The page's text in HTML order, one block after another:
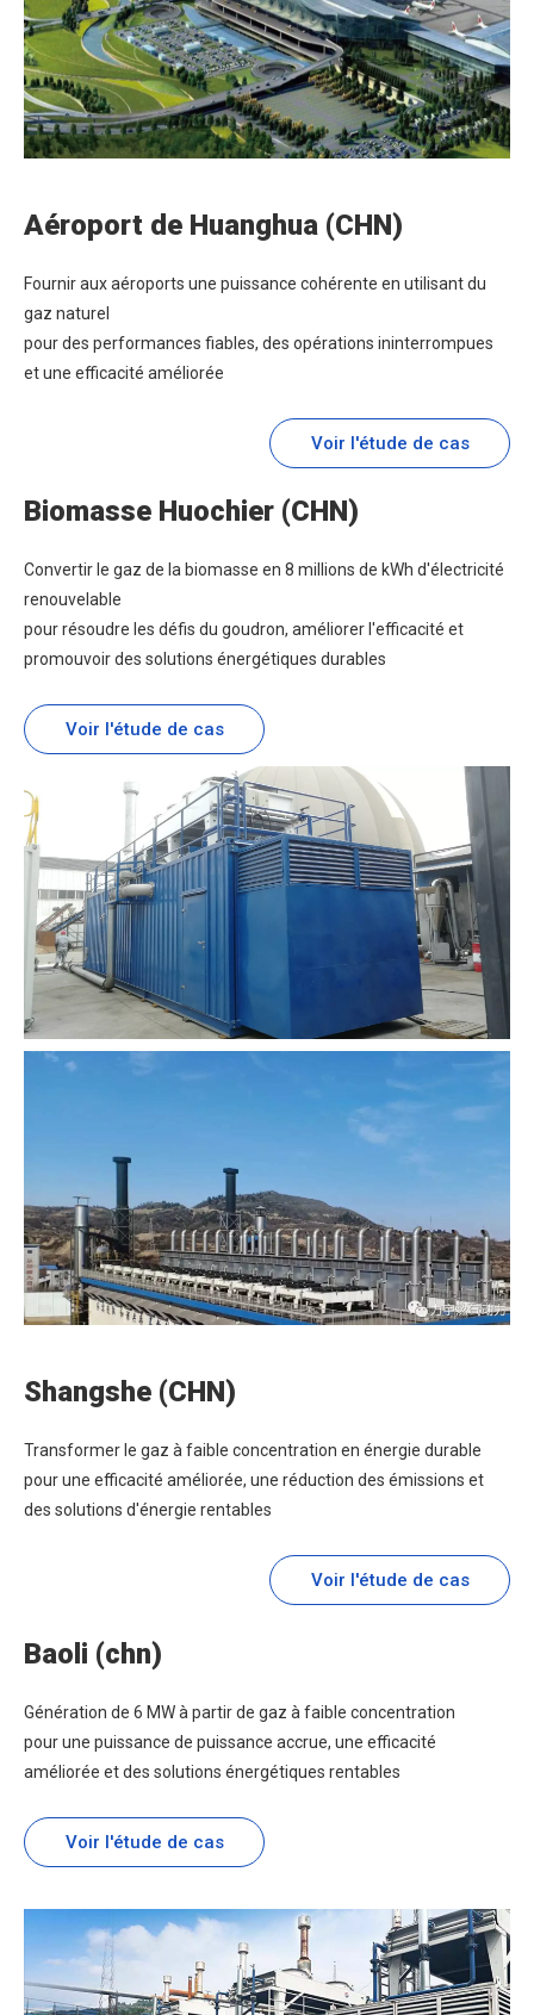
Aéroport de Huanghua (CHN)
Fournir aux aéroports une puissance cohérente en utilisant du
gaz naturel
pour des performances fiables, des opérations ininterrompues
et une efficacité améliorée
Voir l'étude de cas
Biomasse Huochier (CHN)
Convertir le gaz de la biomasse en 8 millions de kWh d'électricité
renouvelable
pour résoudre les défis du goudron, améliorer l'efficacité et
promouvoir des solutions énergétiques durables
Voir l'étude de cas
Shangshe (CHN)
Transformer le gaz à faible concentration en énergie durable
pour une efficacité améliorée, une réduction des émissions et
des solutions d'énergie rentables
Voir l'étude de cas
Baoli (chn)
Génération de 6 MW à partir de gaz à faible concentration
pour une puissance de puissance accrue, une efficacité
améliorée et des solutions énergétiques rentables
Voir l'étude de cas